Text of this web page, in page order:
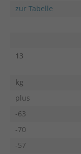
zur Tabelle
13
kg
plus
-63
-70
-57